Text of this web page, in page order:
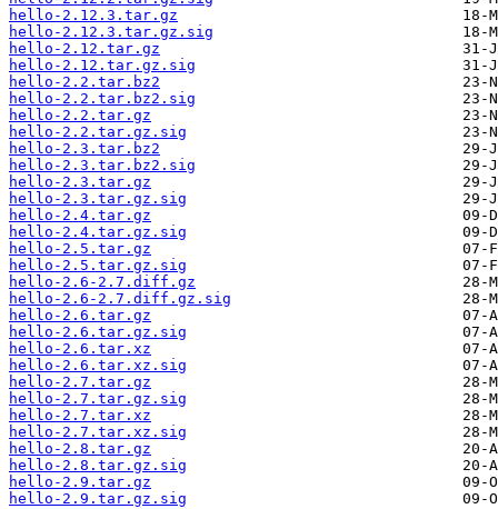
hello-2.12.3.tar.gz
hello-2.12.3.tar.gz.sig
hello-2.12.tar.gz
hello-2.12.tar.gz.sig
hello-2.2.tar.bz2
hello-2.2.tar.bz2.sig
hello-2.2.tar.gz
hello-2.2.tar.gz.sig
hello-2.3.tar.bz2
hello-2.3.tar.bz2.sig
hello-2.3.tar.gz
hello-2.3.tar.gz.sig
hello-2.4.tar.gz
hello-2.4.tar.gz.sig
hello-2.5.tar.gz
hello-2.5.tar.gz.sig
hello-2.6-2.7.diff.gz
hello-2.6-2.7.diff.gz.sig
hello-2.6.tar.gz
hello-2.6.tar.gz.sig
hello-2.6.tar.xz
hello-2.6.tar.xz.sig
hello-2.7.tar.gz
hello-2.7.tar.gz.sig
hello-2.7.tar.xz
hello-2.7.tar.xz.sig
hello-2.8.tar.gz
hello-2.8.tar.gz.sig
hello-2.9.tar.gz
hello-2.9.tar.gz.sig